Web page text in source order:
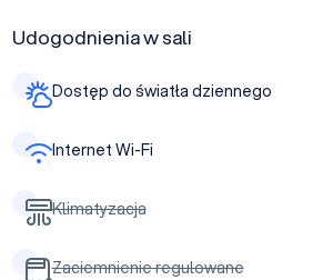
Udogodnienia w sali
Dostęp do światła dziennego
Internet Wi-Fi
Klimatyzacja
Zaciemnienie regulowane